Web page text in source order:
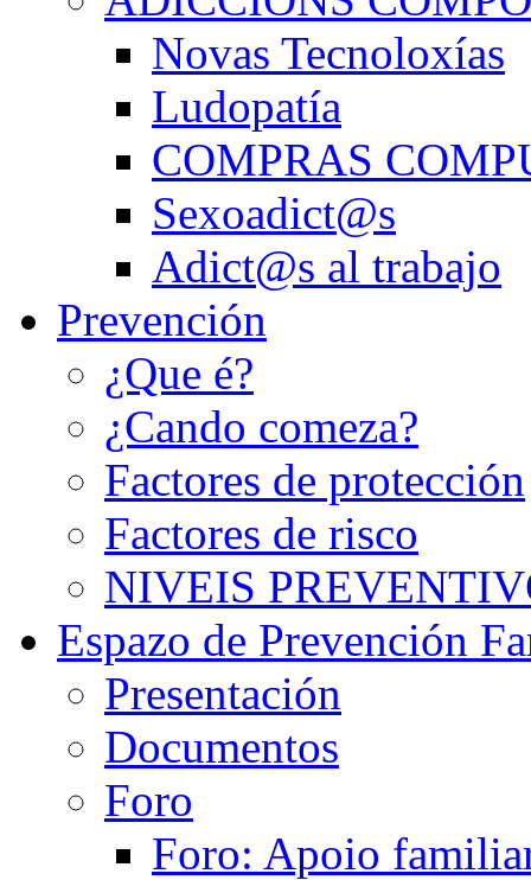
Novas Tecnoloxías
Ludopatía
COMPRAS
Sexoadict@s
Adict@s al trabajo
Prevención
¿Que é?
¿Cando comeza?
Factores de protección
Factores de risco
NIVEIS
Espazo de Prevención
Presentación
Documentos
Foro
Foro: Apoio